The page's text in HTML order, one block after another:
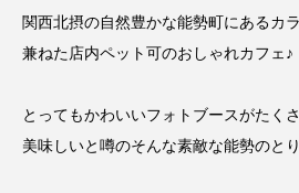
関西北摂の自然豊かな能勢町にあるカ
兼ねた店内ペット可のおしゃれカフェ♪
とってもかわいいフォトブースがたく
美味しいと噂のそんな素敵な能勢のとり